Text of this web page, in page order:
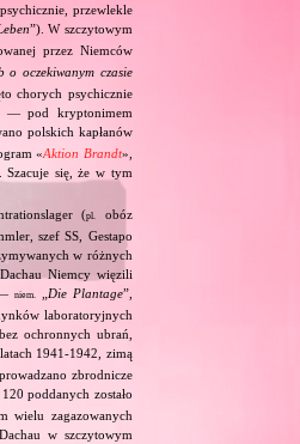
przewlekle
”). W szczytowym
przez Niemców
o oczekiwanym czasie
chorych psychicznie
— pod kryptonimem
polskich kapłanów
«Aktion Brandt»,
się, że w tym
(pl.
obóz
szef SS, Gestapo
w różnych
Niemcy więzili
—niem. Die Plantage”,
laboratoryjnych
ochronnych ubrań,
1941‐1942, zimą
zbrodnicze
120 poddanych zostało
wielu zagazowanych
w szczytowym